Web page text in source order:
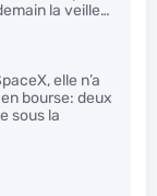
la veille…
elle n’a
bourse: deux
sous la